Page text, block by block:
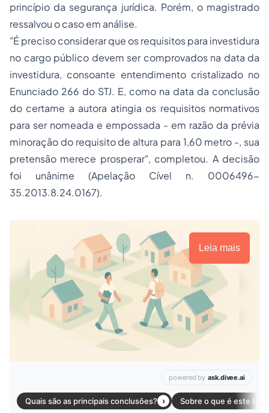
princípio da segurança jurídica. Porém, o magistrado
ressalvou o caso em análise.
"É preciso considerar que os requisitos para investidura
no cargo público devem ser comprovados na data da
investidura, consoante entendimento cristalizado no
Enunciado 266 do STJ. E, como na data da conclusão
do certame a autora atingia os requisitos normativos
para ser nomeada e empossada - em razão da prévia
minoração do requisito de altura para 1,60 metro -, sua
pretensão merece prosperar", completou. A decisão
foi unânime (Apelação Cível n. 0006496-
35.2013.8.24.0167).
Leia mais